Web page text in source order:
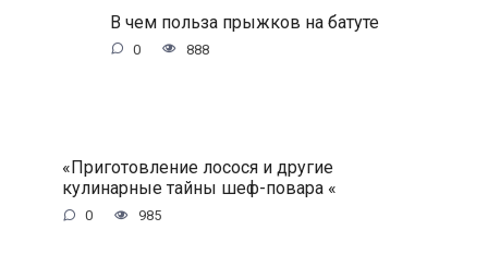
В чем польза прыжков на батуте
0 888
«Приготовление лосося и другие
кулинарные тайны шеф-повара «
0 985